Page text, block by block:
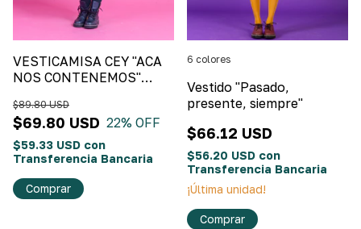
VESTICAMISA CEY "ACA
NOS CONTENEMOS"
Chiquitas
$69.80 USD
$89.80 USD
22% OFF
$59.33 USD con
Transferencia Bancaria
Comprar
Vestido "Pasado,
presente, siempre"
$66.12 USD
$56.20 USD con
Transferencia Bancaria
¡Última unidad!
6 colores
Comprar